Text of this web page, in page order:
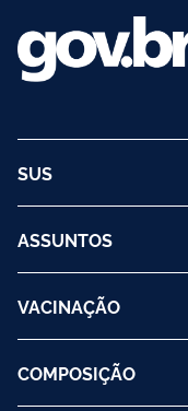
SUS
ASSUNTOS
VACINAÇÃO
COMPOSIÇÃO